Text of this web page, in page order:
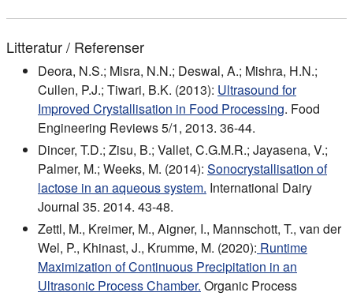
Litteratur / Referenser
Deora, N.S.; Misra, N.N.; Deswal, A.; Mishra, H.N.;
Cullen, P.J.; Tiwari, B.K. (2013): Ultrasound for
Improved Crystallisation in Food Processing. Food
Engineering Reviews 5/1, 2013. 36-44.
Dincer, T.D.; Zisu, B.; Vallet, C.G.M.R.; Jayasena, V.;
Palmer, M.; Weeks, M. (2014): Sonocrystallisation of
lactose in an aqueous system. International Dairy
Journal 35. 2014. 43-48.
Zettl, M., Kreimer, M., Aigner, I., Mannschott, T., van der
Wel, P., Khinast, J., Krumme, M. (2020): Runtime
Maximization of Continuous Precipitation in an
Ultrasonic Process Chamber. Organic Process